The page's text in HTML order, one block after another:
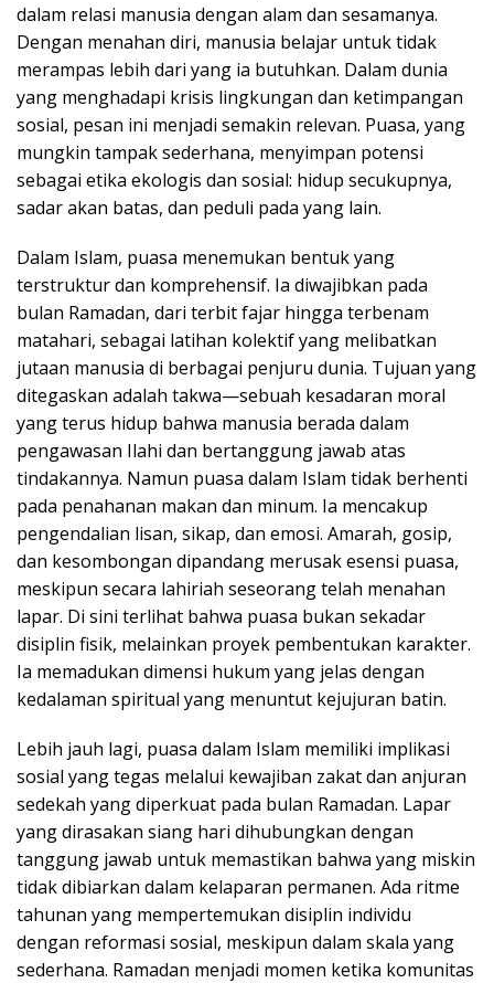
dalam relasi manusia dengan alam dan sesamanya.
Dengan menahan diri, manusia belajar untuk tidak
merampas lebih dari yang ia butuhkan. Dalam dunia
yang menghadapi krisis lingkungan dan ketimpangan
sosial, pesan ini menjadi semakin relevan. Puasa, yang
mungkin tampak sederhana, menyimpan potensi
sebagai etika ekologis dan sosial: hidup secukupnya,
sadar akan batas, dan peduli pada yang lain.
Dalam Islam, puasa menemukan bentuk yang
terstruktur dan komprehensif. Ia diwajibkan pada
bulan Ramadan, dari terbit fajar hingga terbenam
matahari, sebagai latihan kolektif yang melibatkan
jutaan manusia di berbagai penjuru dunia. Tujuan yang
ditegaskan adalah takwa—sebuah kesadaran moral
yang terus hidup bahwa manusia berada dalam
pengawasan Ilahi dan bertanggung jawab atas
tindakannya. Namun puasa dalam Islam tidak berhenti
pada penahanan makan dan minum. Ia mencakup
pengendalian lisan, sikap, dan emosi. Amarah, gosip,
dan kesombongan dipandang merusak esensi puasa,
meskipun secara lahiriah seseorang telah menahan
lapar. Di sini terlihat bahwa puasa bukan sekadar
disiplin fisik, melainkan proyek pembentukan karakter.
Ia memadukan dimensi hukum yang jelas dengan
kedalaman spiritual yang menuntut kejujuran batin.
Lebih jauh lagi, puasa dalam Islam memiliki implikasi
sosial yang tegas melalui kewajiban zakat dan anjuran
sedekah yang diperkuat pada bulan Ramadan. Lapar
yang dirasakan siang hari dihubungkan dengan
tanggung jawab untuk memastikan bahwa yang miskin
tidak dibiarkan dalam kelaparan permanen. Ada ritme
tahunan yang mempertemukan disiplin individu
dengan reformasi sosial, meskipun dalam skala yang
sederhana. Ramadan menjadi momen ketika komunitas